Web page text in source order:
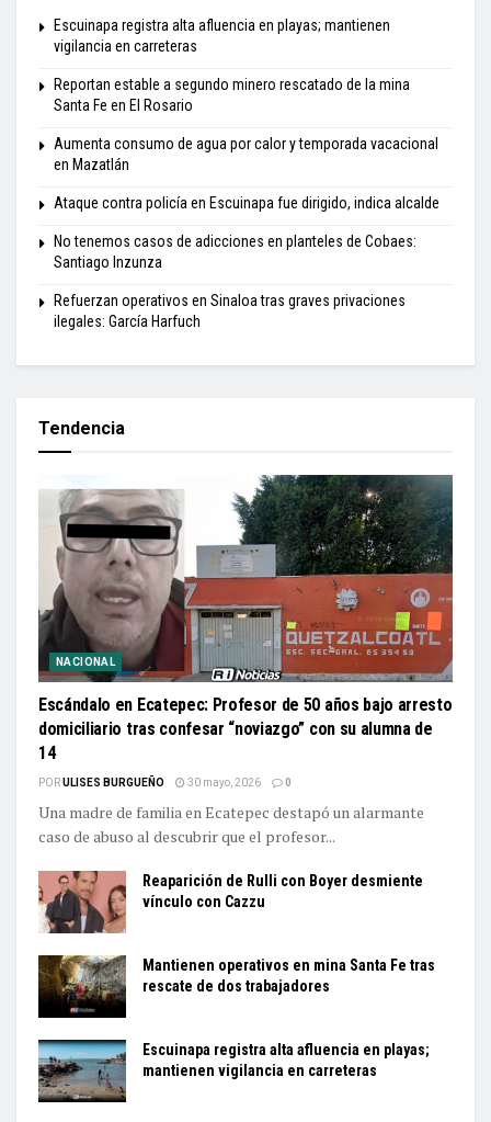
Escuinapa registra alta afluencia en playas; mantienen
vigilancia en carreteras
Reportan estable a segundo minero rescatado de la mina
Santa Fe en El Rosario
Aumenta consumo de agua por calor y temporada vacacional
en Mazatlán
Ataque contra policía en Escuinapa fue dirigido, indica alcalde
No tenemos casos de adicciones en planteles de Cobaes:
Santiago Inzunza
Refuerzan operativos en Sinaloa tras graves privaciones
ilegales: García Harfuch
Tendencia
NACIONAL
Escándalo en Ecatepec: Profesor de 50 años bajo arresto
domiciliario tras confesar “noviazgo” con su alumna de
14
PORULISES BURGUEÑO 30 mayo, 2026 0
Una madre de familia en Ecatepec destapó un alarmante
caso de abuso al descubrir que el profesor...
Reaparición de Rulli con Boyer desmiente
vínculo con Cazzu
Mantienen operativos en mina Santa Fe tras
rescate de dos trabajadores
Escuinapa registra alta afluencia en playas;
mantienen vigilancia en carreteras